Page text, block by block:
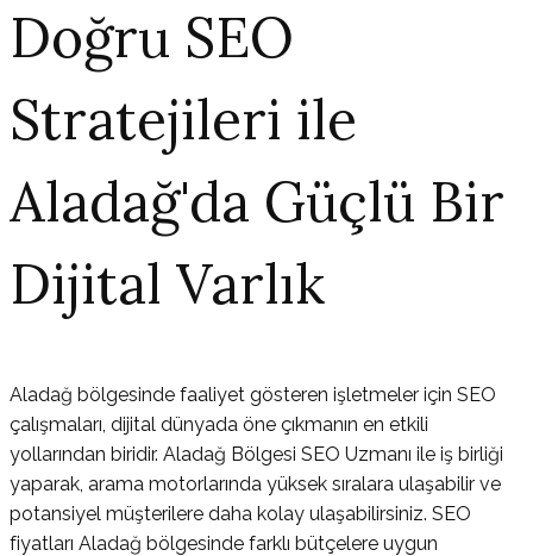
Doğru SEO
Stratejileri ile
Aladağ'da Güçlü Bir
Dijital Varlık
Aladağ bölgesinde faaliyet gösteren işletmeler için SEO
çalışmaları, dijital dünyada öne çıkmanın en etkili
yollarından biridir. Aladağ Bölgesi SEO Uzmanı ile iş birliği
yaparak, arama motorlarında yüksek sıralara ulaşabilir ve
potansiyel müşterilere daha kolay ulaşabilirsiniz. SEO
fiyatları Aladağ bölgesinde farklı bütçelere uygun